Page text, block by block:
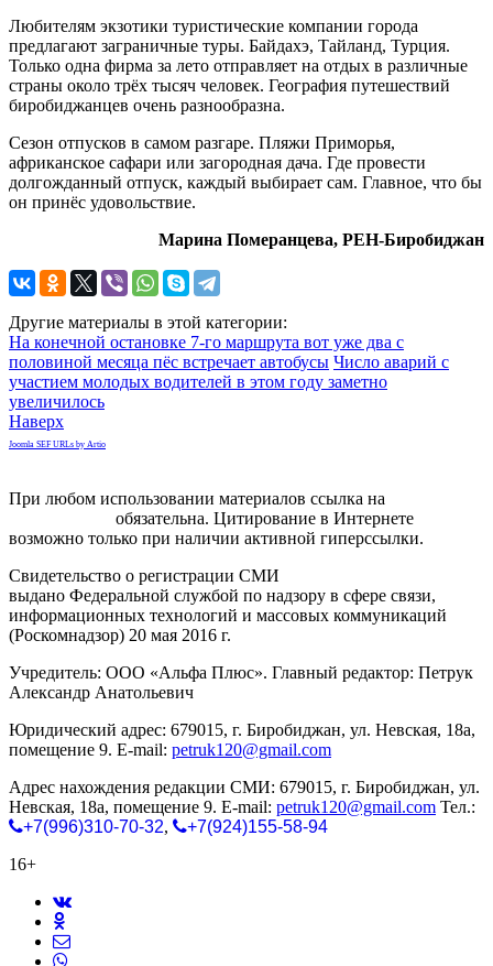
Любителям экзотики туристические компании города
предлагают заграничные туры. Байдахэ, Тайланд, Турция.
Только одна фирма за лето отправляет на отдых в различные
страны около трёх тысяч человек. География путешествий
биробиджанцев очень разнообразна.
Сезон отпусков в самом разгаре. Пляжи Приморья,
африканское сафари или загородная дача. Где провести
долгожданный отпуск, каждый выбирает сам. Главное, что бы
он принёс удовольствие.
Марина Померанцева, РЕН-Биробиджан
Другие материалы в этой категории:
На конечной остановке 7-го маршрута вот уже два с
половиной месяца пёс встречает автобусы Число аварий с
участием молодых водителей в этом году заметно
увеличилось
Наверх
Joomla SEF URLs by Artio
При любом использовании материалов ссылка на
обязательна. Цитирование в Интернете
возможно только при наличии активной гиперссылки.
Свидетельство о регистрации СМИ
выдано Федеральной службой по надзору в сфере связи,
информационных технологий и массовых коммуникаций
(Роскомнадзор) 20 мая 2016 г.
Учредитель: ООО «Альфа Плюс». Главный редактор: Петрук
Александр Анатольевич
Юридический адрес: 679015, г. Биробиджан, ул. Невская, 18а,
помещение 9. E-mail: petruk120@gmail.com
Адрес нахождения редакции СМИ: 679015, г. Биробиджан, ул.
Невская, 18а, помещение 9. E-mail: petruk120@gmail.com Тел.:
+7(996)310-70-32,
+7(924)155-58-94
16+